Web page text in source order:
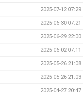
2025-07-12 07:29
2025-06-30 07:21
2025-06-29 22:00
2025-06-02 07:11
2025-05-26 21:08
2025-05-26 21:03
2025-04-27 20:47